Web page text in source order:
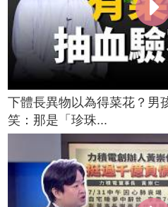
下體長異物以為得菜花？男
笑：那是「珍珠...